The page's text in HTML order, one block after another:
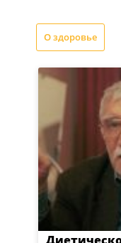
О здоровье